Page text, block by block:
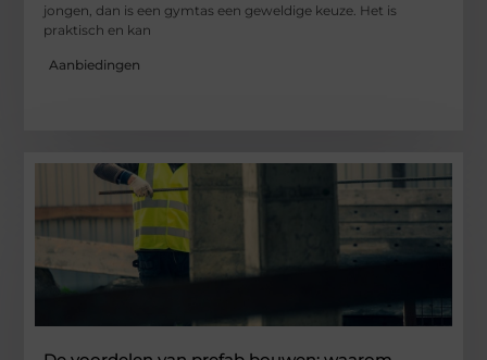
jongen, dan is een gymtas een geweldige keuze. Het is
praktisch en kan
Aanbiedingen